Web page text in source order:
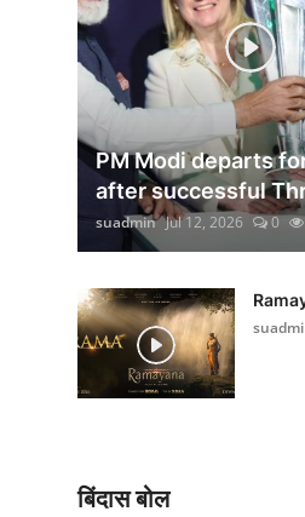
वीकेंड लाइफ
अंतर्राष्ट्रीय
सांस्कृतिक
विज्ञान - तकनीक
ग्राम - पंचायत
PM Modi departs
after successful
suadmin Jul 12, 2026 0
बिंदास बोल